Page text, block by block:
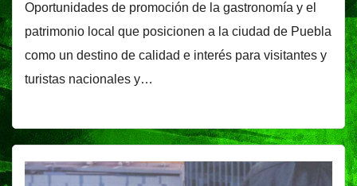
Oportunidades de promoción de la gastronomía y el
patrimonio local que posicionen a la ciudad de Puebla
como un destino de calidad e interés para visitantes y
turistas nacionales y…